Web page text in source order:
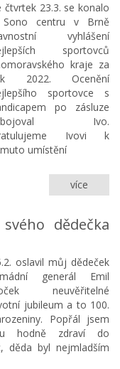
čtvrtek 23.3. se konalo
centru v Brně
vyhlášení
sportovců
kraje za
2022. Ocenění
sportovce s
po zásluze
Ivo.
Ivovi k
umístění
více
dědečka
oslavil můj dědeček
generál Emil
neuvěřitelné
jubileum a to 100.
Popřál jsem
hodně zdraví do
děda byl nejmladším